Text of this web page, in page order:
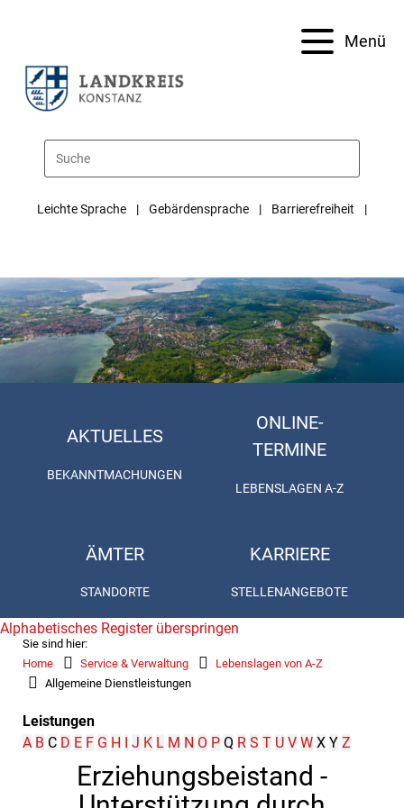
Menü
Leichte Sprache Gebärdensprache Barrierefreiheit
AKTUELLES
BEKANNTMACHUNGEN
ONLINE-
TERMINE
LEBENSLAGEN A-Z
ÄMTER
STANDORTE
KARRIERE
STELLENANGEBOTE
Sie sind hier:
Home
Service & Verwaltung
Lebenslagen von A-Z
Allgemeine Dienstleistungen
Leistungen
Alphabetisches Register überspringen
A B C D E F G H I J K L M N O P Q R S T U V W X Y Z
Erziehungsbeistand -